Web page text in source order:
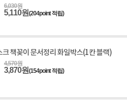
6,030원
5,110원(204point 적립)
크 책꽂이 문서정리 화일박스(1칸 블랙)
4,570원
3,870원(154point 적립)